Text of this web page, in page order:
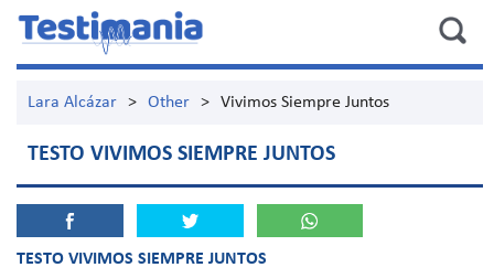
Lara Alcázar > Other > Vivimos Siempre Juntos
TESTO VIVIMOS SIEMPRE JUNTOS
TESTO VIVIMOS SIEMPRE JUNTOS